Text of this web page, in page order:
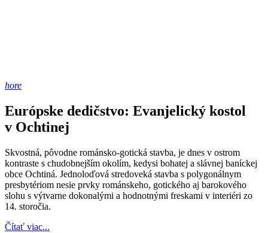
hore
Európske dedičstvo: Evanjelický kostol
v Ochtinej
Skvostná, pôvodne románsko-gotická stavba, je dnes v ostrom
kontraste s chudobnejším okolím, kedysi bohatej a slávnej baníckej
obce Ochtiná. Jednoloďová stredoveká stavba s polygonálnym
presbytériom nesie prvky románskeho, gotického aj barokového
slohu s výtvarne dokonalými a hodnotnými freskami v interiéri zo
14. storočia.
Čítať viac...